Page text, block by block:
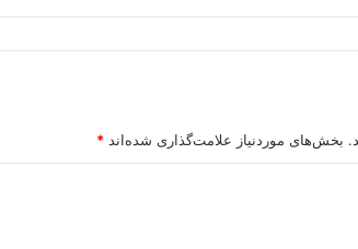
بخش‌های موردنیاز علامت‌گذاری شده‌اند *